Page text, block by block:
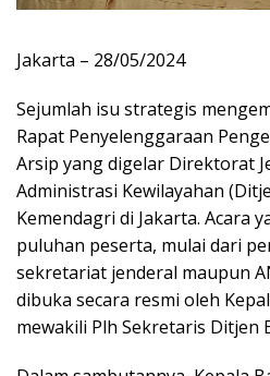
Jakarta – 28/05/2024
Sejumlah isu strategis
Rapat Penyelenggaraan
Arsip yang digelar Direktorat
Administrasi Kewilayahan
Kemendagri di Jakarta. Acara
puluhan peserta, mulai dari
sekretariat jenderal maupun
dibuka secara resmi oleh
mewakili Plh Sekretaris Ditjen